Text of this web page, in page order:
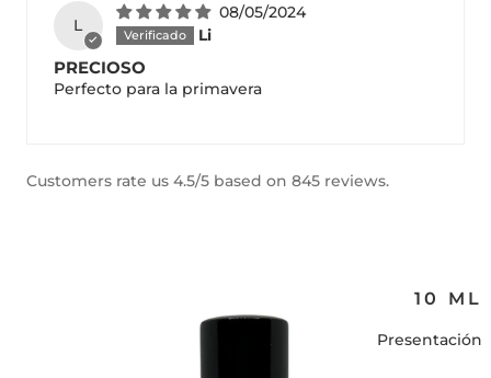
L
08/05/2024
Li
PRECIOSO
Perfecto para la primavera
Customers rate us 4.5/5 based on 845 reviews.
10 ML
Presentación